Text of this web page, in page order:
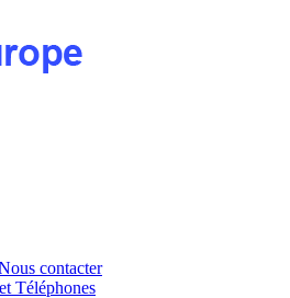
contacter
Téléphones